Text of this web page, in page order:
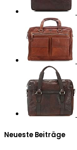
Neueste Beiträge